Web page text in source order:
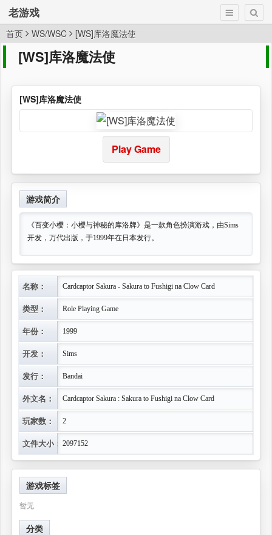
老游戏
首页 WS/WSC [WS]库洛魔法使
[WS]库洛魔法使
[WS]库洛魔法使
Play Game
游戏简介
《百变小樱：小樱与神秘的库洛牌》是一款角色扮演游戏，由Sims
开发，万代出版，于1999年在日本发行。
名称： Cardcaptor Sakura - Sakura to Fushigi na Clow Card
类型： Role Playing Game
年份： 1999
开发： Sims
发行： Bandai
外文名： Cardcaptor Sakura : Sakura to Fushigi na Clow Card
玩家数： 2
文件大小： 2097152
游戏标签
暂无
分类